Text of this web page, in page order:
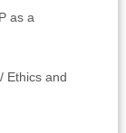
as a
Ethics and